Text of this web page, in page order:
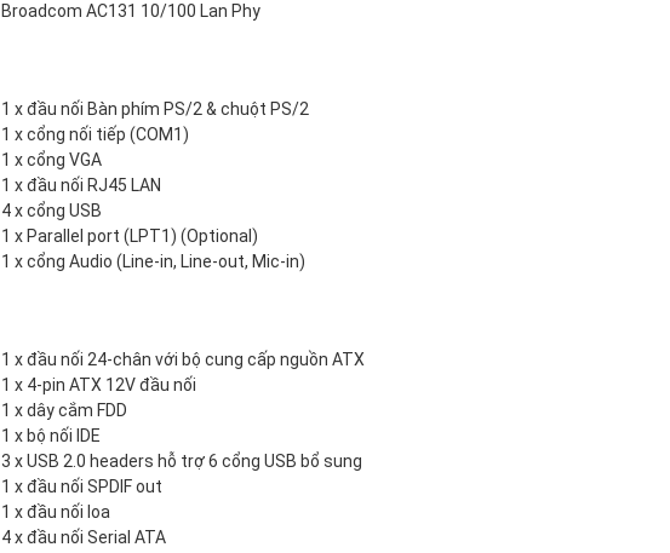
Broadcom AC131 10/100 Lan Phy
1 x đầu nối Bàn phím PS/2 & chuột PS/2
1 x cổng nối tiếp (COM1)
1 x cổng VGA
1 x đầu nối RJ45 LAN
4 x cổng USB
1 x Parallel port (LPT1) (Optional)
1 x cổng Audio (Line-in, Line-out, Mic-in)
1 x đầu nối 24-chân với bộ cung cấp nguồn ATX
1 x 4-pin ATX 12V đầu nối
1 x dây cắm FDD
1 x bộ nối IDE
3 x USB 2.0 headers hỗ trợ 6 cổng USB bổ sung
1 x đầu nối SPDIF out
1 x đầu nối loa
4 x đầu nối Serial ATA